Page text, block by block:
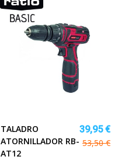
TALADRO
ATORNILLADOR RB-
AT12
39,95 €
53,50 €